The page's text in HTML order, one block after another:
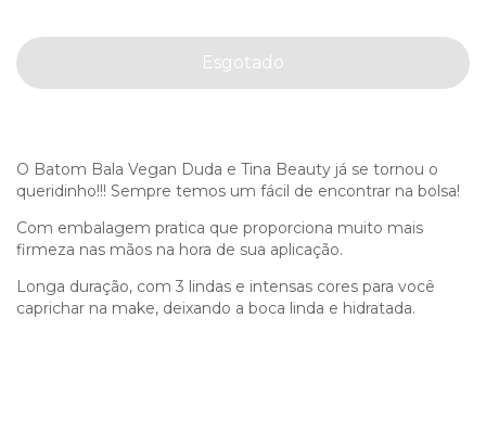
O Batom Bala Vegan Duda e Tina Beauty já se tornou o
queridinho!!! Sempre temos um fácil de encontrar na bolsa!
Com embalagem pratica que proporciona muito mais
firmeza nas mãos na hora de sua aplicação.
Longa duração, com 3 lindas e intensas cores para você
caprichar na make, deixando a boca linda e hidratada.